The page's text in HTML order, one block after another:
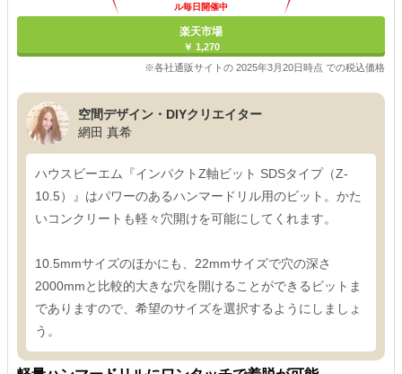
ル毎日開催中
楽天市場
￥ 1,270
※各社通販サイトの 2025年3月20日時点 での税込価格
空間デザイン・DIYクリエイター
網田 真希
ハウスビーエム『インパクトZ軸ビット SDSタイプ（Z-
10.5）』はパワーのあるハンマードリル用のビット。かた
いコンクリートも軽々穴開けを可能にしてくれます。
10.5mmサイズのほかにも、22mmサイズで穴の深さ
2000mmと比較的大きな穴を開けることができるビットま
でありますので、希望のサイズを選択するようにしましょ
う。